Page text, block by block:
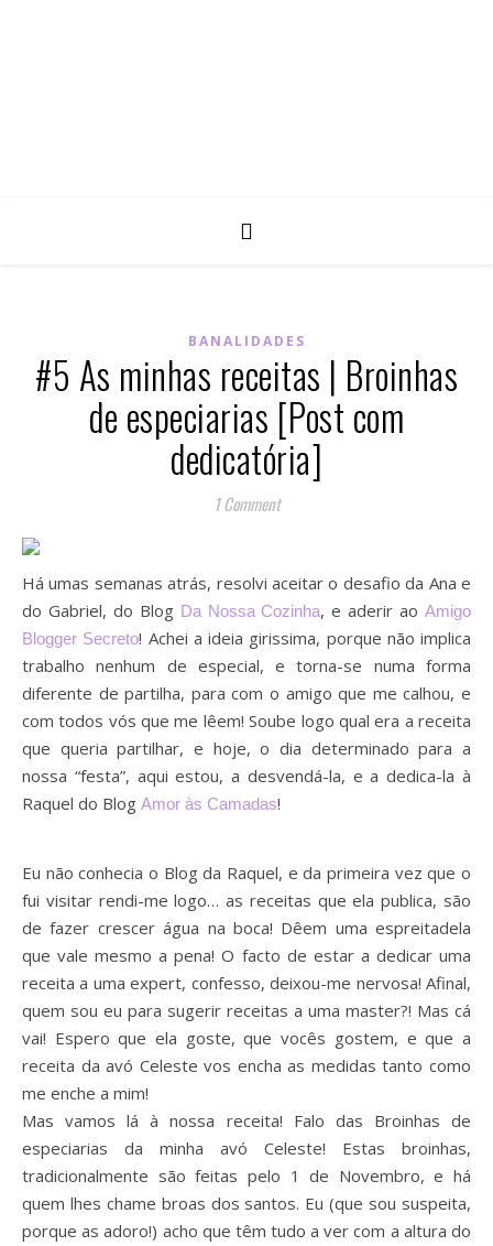
BANALIDADES
#5 As minhas receitas | Broinhas
de especiarias [Post com
dedicatória]
1 Comment
Há umas semanas atrás, resolvi aceitar o desafio da Ana e
do Gabriel, do Blog Da Nossa Cozinha, e aderir aoAmigo
Blogger Secreto! Achei a ideia girissima, porque não implica
trabalho nenhum de especial, e torna-se numa forma
diferente de partilha, para com o amigo que me calhou, e
com todos vós que me lêem! Soube logo qual era a receita
que queria partilhar, e hoje, o dia determinado para a
nossa “festa”, aqui estou, a desvendá-la, e a dedica-la à
Raquel do Blog Amor às Camadas!
Eu não conhecia o Blog da Raquel, e da primeira vez que o
fui visitar rendi-me logo… as receitas que ela publica, são
de fazer crescer água na boca! Dêem uma espreitadela
que vale mesmo a pena! O facto de estar a dedicar uma
receita a uma expert, confesso, deixou-me nervosa! Afinal,
quem sou eu para sugerir receitas a uma master?! Mas cá
vai! Espero que ela goste, que vocês gostem, e que a
receita da avó Celeste vos encha as medidas tanto como
me enche a mim!
Mas vamos lá à nossa receita! Falo das Broinhas de
especiarias da minha avó Celeste! Estas broinhas,
tradicionalmente são feitas pelo 1 de Novembro, e há
quem lhes chame broas dos santos. Eu (que sou suspeita,
porque as adoro!) acho que têm tudo a ver com a altura do